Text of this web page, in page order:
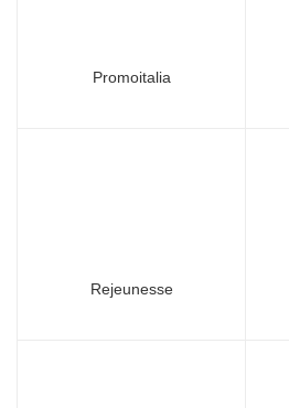
Promoitalia
Rejeunesse